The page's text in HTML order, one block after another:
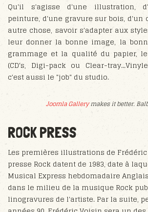
Qu'il s'agisse d'une illustration,
peinture, d'une gravure sur bois, d'un
autre chose, savoir s'adapter aux
leur donner la bonne image, la
grammage et la qualité du papier,
(CD's, Digi-pack ou Clear-
c'est aussi le "job" du studio.
Joomla Gallerymakes it better.
ROCK PRESS
Les premières illustrations de
presse Rock datent de 1983, date à
Musical Express hebdomadaire
dans le milieu de la musique Rock
linogravures de l'artiste. Par la suite,